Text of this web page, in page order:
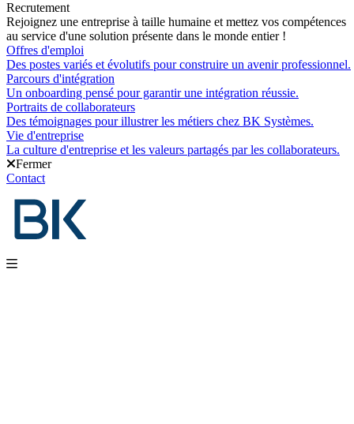
Recrutement
Rejoignez une entreprise à taille humaine et mettez vos compétences
au service d'une solution présente dans le monde entier !
Offres d'emploi
Des postes variés et évolutifs pour construire un avenir professionnel.
Parcours d'intégration
Un onboarding pensé pour garantir une intégration réussie.
Portraits de collaborateurs
Des témoignages pour illustrer les métiers chez BK Systèmes.
Vie d'entreprise
La culture d'entreprise et les valeurs partagés par les collaborateurs.
Fermer
Contact